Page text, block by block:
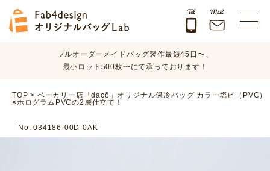
オリジナルバッグのデザイン、素材、数量、納期など、
まずはお気軽にご相談ください！
フルオーダーメイドバッグ製作最短45日〜、
最小ロット500枚〜にて承っております！
オリジナルバッグのデザイン、素材、数量、納期など、
まずはお気軽にご相談ください！
TOP > ベーカリー店「dacō」オリジナル保冷バッグ カラー塩ビ（PVC）
×ホログラムPVCの2層仕立て！
No. 034186-00D-0AK